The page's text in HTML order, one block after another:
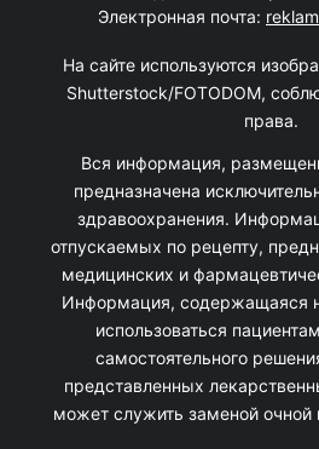
Электронная почта:
На сайте используются
Shutterstock/FOTODOM,
права.
Вся информация,
предназначена
здравоохранения.
отпускаемых по рецепту,
медицинских и
Информация, содержащаяся
использоваться
самостоятельного
представленных
может служить заменой очной